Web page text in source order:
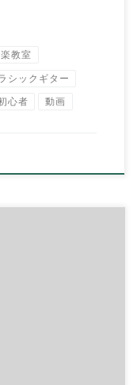
教室
シックギター
心者 動画